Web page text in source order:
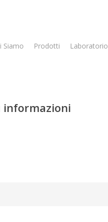
Siamo Prodotti Laboratorio
informazioni